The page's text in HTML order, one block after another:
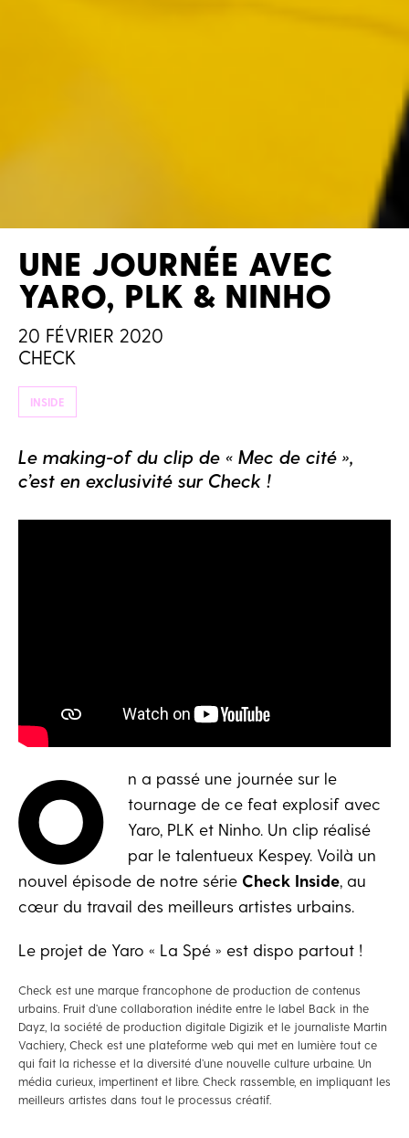
UNE JOURNÉE AVEC
YARO, PLK & NINHO
20 FÉVRIER 2020
CHECK
INSIDE
Le making-of du clip de « Mec de cité »,
c’est en exclusivité sur Check !
O
n a passé une journée sur le
tournage de ce feat explosif avec
Yaro, PLK et Ninho. Un clip réalisé
par le talentueux Kespey. Voilà un
nouvel épisode de notre série Check Inside , au
cœur du travail des meilleurs artistes urbains.
Le projet de Yaro « La Spé » est dispo partout !
Check est une marque francophone de production de contenus
urbains. Fruit d’une collaboration inédite entre le label Back in the
Dayz, la société de production digitale Digizik et le journaliste Martin
Vachiery, Check est une plateforme web qui met en lumière tout ce
qui fait la richesse et la diversité d’une nouvelle culture urbaine. Un
média curieux, impertinent et libre. Check rassemble, en impliquant les
meilleurs artistes dans tout le processus créatif.